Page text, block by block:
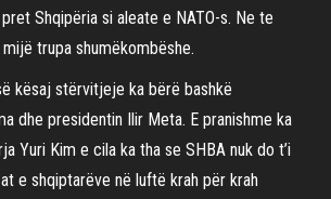
Shqipëria si aleate e NATO-s. Ne te
trupa shumëkombëshe.
kësaj stërvitjeje ka bërë bashkë
dhe presidentin Ilir Meta. E pranishme ka
Yuri Kim e cila ka tha se SHBA nuk do t’i
e shqiptarëve në luftë krah për krah